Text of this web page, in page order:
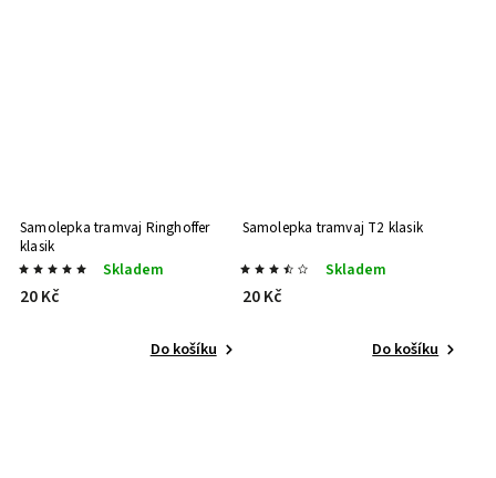
Samolepka tramvaj Ringhoffer
klasik
Skladem
20 Kč
Do košíku
Samolepka tramvaj T2 klasik
Skladem
20 Kč
Do košíku